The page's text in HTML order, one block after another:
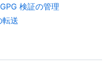
検証の管理
送